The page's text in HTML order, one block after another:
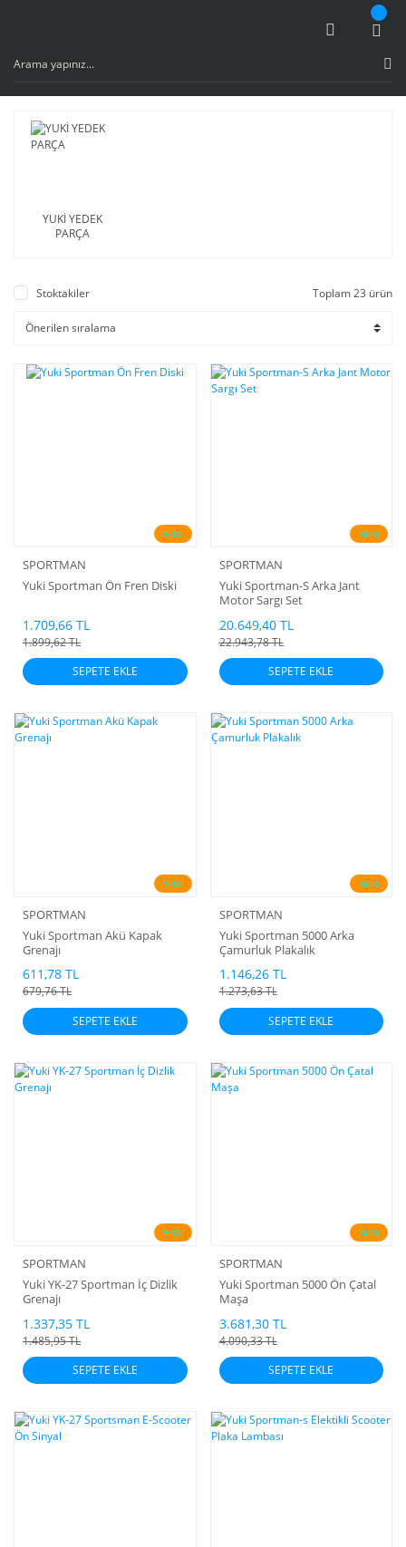
YUKİ YEDEK
PARÇA
Stoktakiler Toplam 23 ürün
%10
SPORTMAN
Yuki Sportman Ön Fren Diski
1.709,66 TL
1.899,62 TL
SEPETE EKLE
%10
SPORTMAN
Yuki Sportman-S Arka Jant
Motor Sargı Set
20.649,40 TL
22.943,78 TL
SEPETE EKLE
%10
SPORTMAN
Yuki Sportman Akü Kapak
Grenajı
611,78 TL
679,76 TL
SEPETE EKLE
%10
SPORTMAN
Yuki Sportman 5000 Arka
Çamurluk Plakalık
1.146,26 TL
1.273,63 TL
SEPETE EKLE
%10
SPORTMAN
Yuki YK-27 Sportman İç Dizlik
Grenajı
1.337,35 TL
1.485,95 TL
SEPETE EKLE
%10
SPORTMAN
Yuki Sportman 5000 Ön Çatal
Maşa
3.681,30 TL
4.090,33 TL
SEPETE EKLE